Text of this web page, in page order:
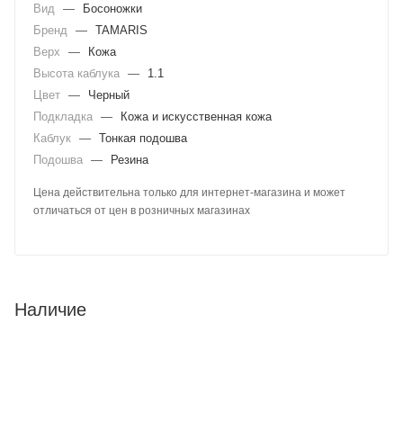
Вид
—
Босоножки
Бренд
— TAMARIS
Верх
—
Кожа
Высота каблука —
1.1
Цвет —
Черный
Подкладка —
Кожа и искусственная кожа
Каблук — Тонкая подошва
Подошва — Резина
Цена действительна только для интернет-магазина и может
отличаться от цен в розничных магазинах
Наличие